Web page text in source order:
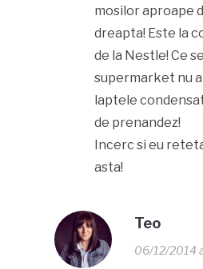
mosilor aproape
dreapta! Este la
de la Nestle! Ce
supermarket nu
laptele
de prenandez!
Incerc si eu
asta!
Teo
06/12/2014